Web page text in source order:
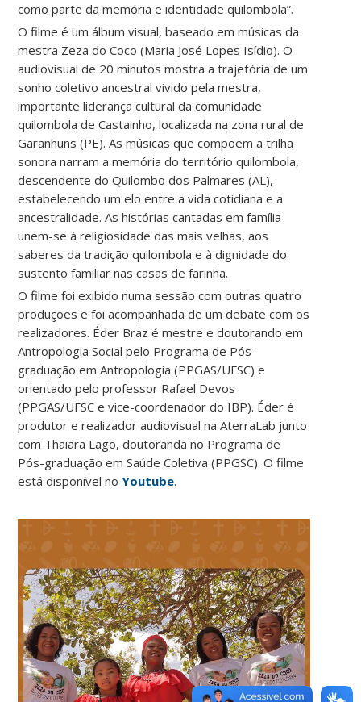
como parte da memória e identidade quilombola”.
O filme é um álbum visual, baseado em músicas da
mestra Zeza do Coco (Maria José Lopes Isídio). O
audiovisual de 20 minutos mostra a trajetória de um
sonho coletivo ancestral vivido pela mestra,
importante liderança cultural da comunidade
quilombola de Castainho, localizada na zona rural de
Garanhuns (PE). As músicas que compõem a trilha
sonora narram a memória do território quilombola,
descendente do Quilombo dos Palmares (AL),
estabelecendo um elo entre a vida cotidiana e a
ancestralidade. As histórias cantadas em família
unem-se à religiosidade das mais velhas, aos
saberes da tradição quilombola e à dignidade do
sustento familiar nas casas de farinha.
O filme foi exibido numa sessão com outras quatro
produções e foi acompanhada de um debate com os
realizadores. Éder Braz é mestre e doutorando em
Antropologia Social pelo Programa de Pós-
graduação em Antropologia (PPGAS/UFSC) e
orientado pelo professor Rafael Devos
(PPGAS/UFSC e vice-coordenador do IBP). Éder é
produtor e realizador audiovisual na AterraLab junto
com Thaiara Lago, doutoranda no Programa de
Pós-graduação em Saúde Coletiva (PPGSC). O filme
está disponível noYoutube.